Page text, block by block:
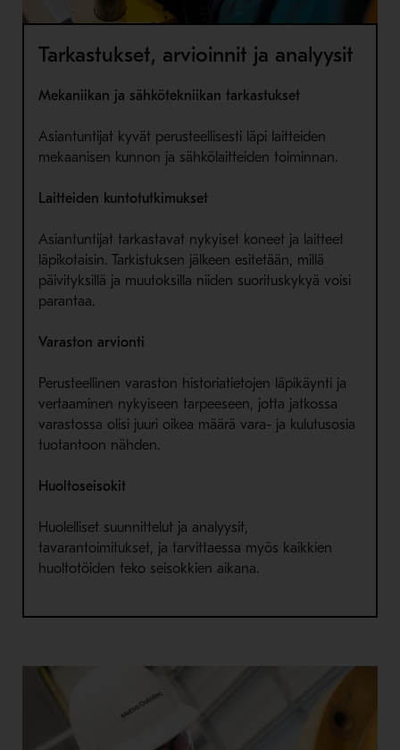
Tarkastukset, arvioinnit ja analyysit
Mekaniikan ja sähkötekniikan tarkastukset
Asiantuntijat kyvät perusteellisesti läpi laitteiden
mekaanisen kunnon ja sähkölaitteiden toiminnan.
Laitteiden kuntotutkimukset
Asiantuntijat tarkastavat nykyiset koneet ja laitteet
läpikotaisin. Tarkistuksen jälkeen esitetään, millä
päivityksillä ja muutoksilla niiden suorituskykyä voisi
parantaa.
Varaston arvionti
Perusteellinen varaston historiatietojen läpikäynti ja
vertaaminen nykyiseen tarpeeseen, jotta jatkossa
varastossa olisi juuri oikea määrä vara- ja kulutusosia
tuotantoon nähden.
Huoltoseisokit
Huolelliset suunnittelut ja analyysit,
tavarantoimitukset, ja tarvittaessa myös kaikkien
huoltotöiden teko seisokkien aikana.